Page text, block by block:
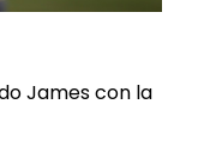
James con la